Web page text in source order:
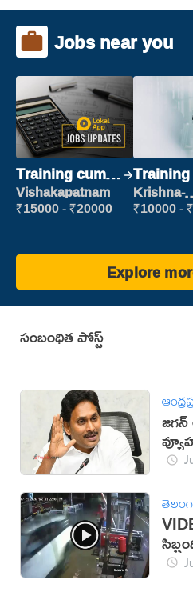
Jobs near you
Training cum
Placement
Vishakapatnam
₹15000 - ₹20000
Krishna-
₹10000 -
Explore
సంబంధిత పోస్ట్